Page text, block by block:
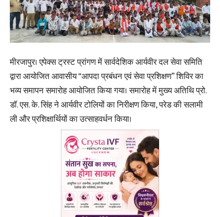
मीरजापुर। एपेक्स ट्रस्ट प्रांगण में सार्वदेशिक आर्यवीर दल सेवा समिति
द्वारा आयोजित आवासीय “आपदा प्रबंधन एवं सेवा प्रशिक्षण” शिविर का
भव्य समापन समारोह आयोजित किया गया। समारोह में मुख्य अतिथि प्रो.
डॉ. एस. के. सिंह ने आर्यवीर टोलियों का निरीक्षण किया, परेड की सलामी
ली और प्रशिक्षार्थियों का उत्साहवर्धन किया।